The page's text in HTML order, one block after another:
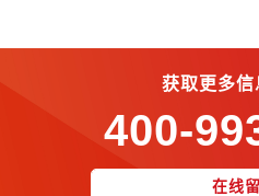
获取更多信
400-
在线